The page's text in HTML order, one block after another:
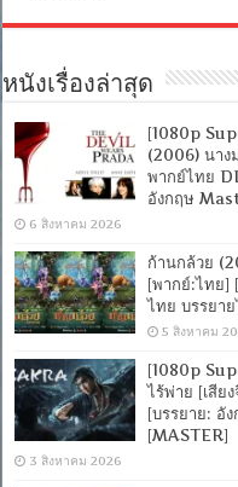
อังกฤษ]
ไทย
+
ไทย
From
MASTER
+ซับ
คม
ชัด]
[MASTER]
[MKV]
หนังเรื่องล่าสุด
[1080p
(2006) นาง
พากย์ไทย
อังกฤษ
6 สิงหาคม 2026
ก้านกล้วย
[พากย์:ไทย]
ไทย บรรยา
5 สิงหาคม
[1080p
ไร้พ่าย [เสีย
[บรรยาย: อั
[MASTER]
3 สิงหาคม 2026